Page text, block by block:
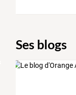
Ses blogs